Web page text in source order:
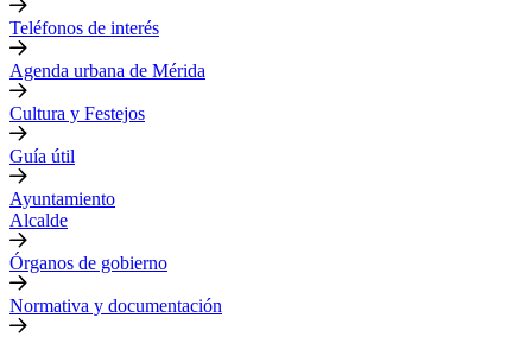
Teléfonos de interés
Agenda urbana de Mérida
Cultura y Festejos
Guía útil
Ayuntamiento
Alcalde
Órganos de gobierno
Normativa y documentación